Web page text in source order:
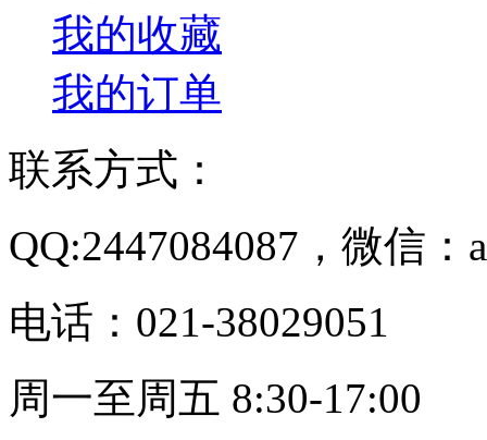
我的收藏
我的订单
联系方式：
QQ:2447084087，微信：
电话：021-38029051
周一至周五 8:30-17:00